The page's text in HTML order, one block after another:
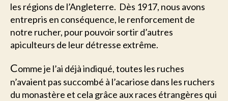
les régions de l’Angleterre. Dès 1917, nous avons
entrepris en conséquence, le renforcement de
notre rucher, pour pouvoir sortir d’autres
apiculteurs de leur détresse extrême.
Comme je l’ai déjà indiqué, toutes les ruches
n’avaient pas succombé à l’acariose dans les ruchers
du monastère et cela grâce aux races étrangères qui